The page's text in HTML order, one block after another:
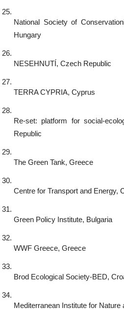
National Society of
Hungary
NESEHNUTÍ, Czech Republic
TERRA CYPRIA, Cyprus
Re-set: platform for social-
Republic
The Green Tank, Greece
Centre for Transport and Energy,
Green Policy Institute, Bulgaria
WWF Greece, Greece
Brod Ecological Society-BED,
Mediterranean Institute for Nature